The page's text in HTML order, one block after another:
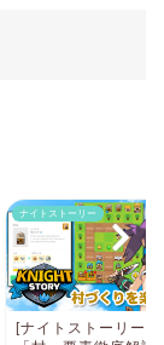
ナイトストーリー
[ナイトストーリー攻